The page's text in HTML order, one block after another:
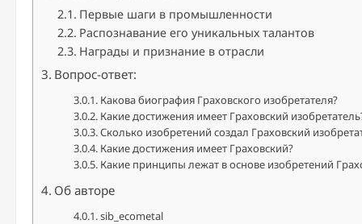
Первые шаги в промышленности
Распознавание его уникальных талантов
Награды и признание в отрасли
Вопрос-ответ:
Какова биография Граховского изобретателя?
Какие достижения имеет Граховский
Сколько изобретений создал Граховский
Какие достижения имеет Граховский?
Какие принципы лежат в основе изобретений
Об авторе
sib_ecometal